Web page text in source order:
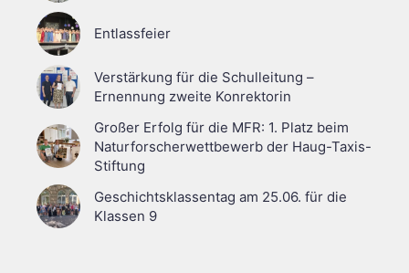
Entlassfeier
Verstärkung für die Schulleitung –
Ernennung zweite Konrektorin
Großer Erfolg für die MFR: 1. Platz beim
Naturforscherwettbewerb der Haug-Taxis-
Stiftung
Geschichtsklassentag am 25.06. für die
Klassen 9